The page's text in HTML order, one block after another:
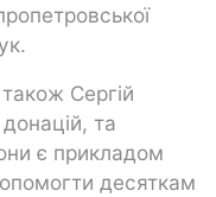
Сергій
та
є прикладом
десяткам